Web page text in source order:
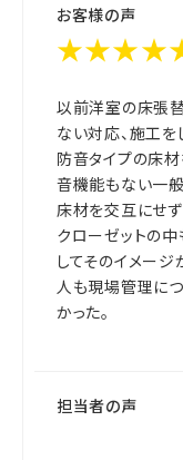
お客様の声
以前洋室の床張
ない対応、施工を
防音タイプの床
音機能もない一
床材を交互にせ
クローゼットの中
してそのイメージ
人も現場管理につ
かった。
担当者の声